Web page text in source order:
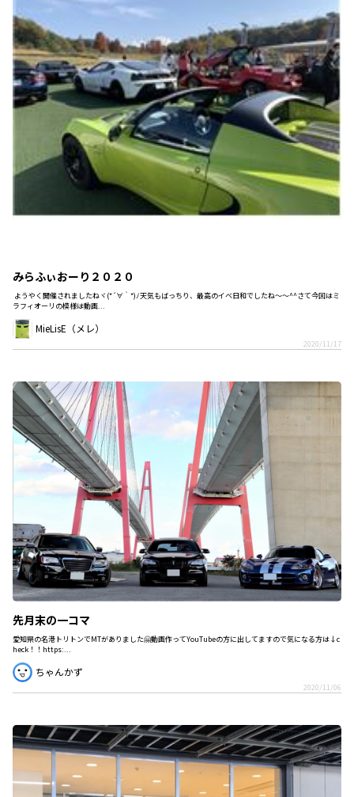
みらふぃおーり２０２０
ようやく開催されましたねヾ(*´∀｀*)ﾉ天気もばっちり、最高のイベ日和でしたね～～^^さて今回はミ
ラフィオーリの模様は動画...
MieLisE（メレ）
2020/11/17
先月末の一コマ
愛知県の名港トリトンでMTがありました🤗動画作ってYouTubeの方に出してますので気になる方は↓c
heck！！https:...
ちゃんかず
2020/11/06